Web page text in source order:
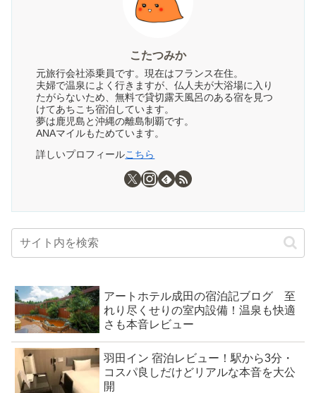
こたつみか
元旅行会社添乗員です。現在はフランス在住。
夫婦で温泉によく行きますが、仏人夫が大浴場に入り
たがらないため、無料で貸切露天風呂のある宿を見つ
けてあちこち宿泊しています。
夢は鹿児島と沖縄の離島制覇です。
ANAマイルもためています。
詳しいプロフィールこちら
アートホテル成田の宿泊記ブログ 至
れり尽くせりの室内設備！温泉も快適
さも本音レビュー
羽田イン 宿泊レビュー！駅から3分・
コスパ良しだけどリアルな本音を大公
開